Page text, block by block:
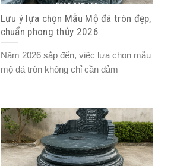
Lưu ý lựa chọn Mẫu Mộ đá tròn đẹp,
chuẩn phong thủy 2026
Năm 2026 sắp đến, việc lựa chọn mẫu
mộ đá tròn không chỉ cần đảm